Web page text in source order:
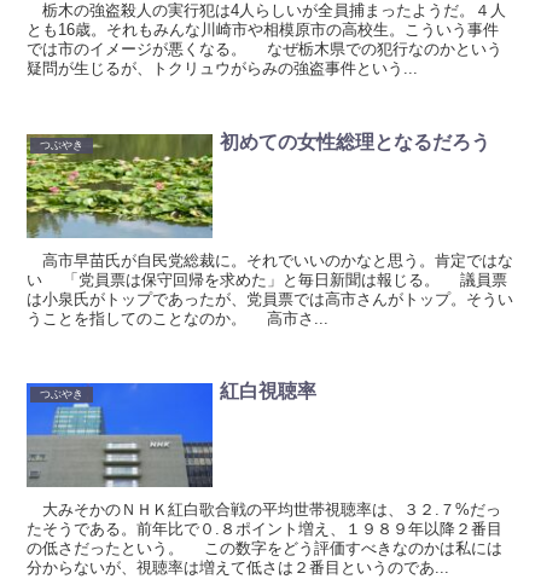
栃木の強盗殺人の実行犯は4人らしいが全員捕まったようだ。４人
とも16歳。それもみんな川崎市や相模原市の高校生。こういう事件
では市のイメージが悪くなる。 なぜ栃木県での犯行なのかという
疑問が生じるが、トクリュウがらみの強盗事件という...
つぶやき 初めての女性総理となるだろう
高市早苗氏が自民党総裁に。それでいいのかなと思う。肯定ではな
い 「党員票は保守回帰を求めた」と毎日新聞は報じる。 議員票
は小泉氏がトップであったが、党員票では高市さんがトップ。そうい
うことを指してのことなのか。 高市さ...
つぶやき 紅白視聴率
大みそかのＮＨＫ紅白歌合戦の平均世帯視聴率は、３２.７%だっ
たそうである。前年比で０.８ポイント増え、１９８９年以降２番目
の低さだったという。 この数字をどう評価すべきなのかは私には
分からないが、視聴率は増えて低さは２番目というのであ...